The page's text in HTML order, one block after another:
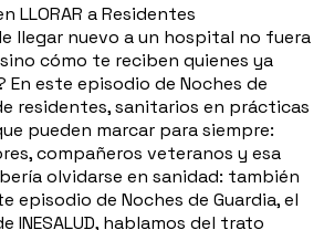
LLORAR a Residentes
llegar nuevo a un hospital no fuera
cómo te reciben quienes ya
este episodio de Noches de
residentes, sanitarios en prácticas
pueden marcar para siempre:
compañeros veteranos y esa
olvidarse en sanidad: también
episodio de Noches de Guardia, el
INESALUD, hablamos del trato